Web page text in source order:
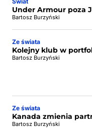
Under Armour poza
Bartosz Burzyński
Ze świata
Kolejny klub w
Bartosz Burzyński
Ze świata
Kanada zmienia
Bartosz Burzyński